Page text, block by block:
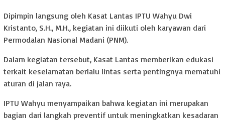
Dipimpin langsung oleh Kasat Lantas IPTU Wahyu Dwi
Kristanto, S.H., M.H., kegiatan ini diikuti oleh karyawan dari
Permodalan Nasional Madani (PNM).
Dalam kegiatan tersebut, Kasat Lantas memberikan edukasi
terkait keselamatan berlalu lintas serta pentingnya mematuhi
aturan di jalan raya.
IPTU Wahyu menyampaikan bahwa kegiatan ini merupakan
bagian dari langkah preventif untuk meningkatkan kesadaran